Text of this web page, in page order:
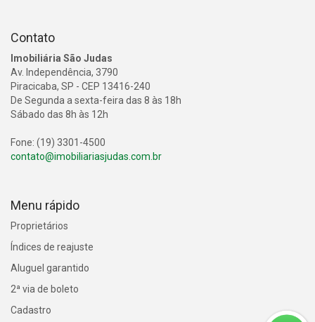
Contato
Imobiliária São Judas
Av. Independência, 3790
Piracicaba, SP - CEP 13416-240
De Segunda a sexta-feira das 8 às 18h
Sábado das 8h às 12h
Fone: (19) 3301-4500
contato@imobiliariasjudas.com.br
Menu rápido
Proprietários
Índices de reajuste
Aluguel garantido
2ª via de boleto
Cadastro